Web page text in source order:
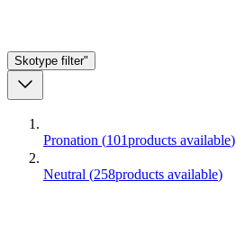
Skotype filter"
Pronation (101products available)
Neutral (258products available)